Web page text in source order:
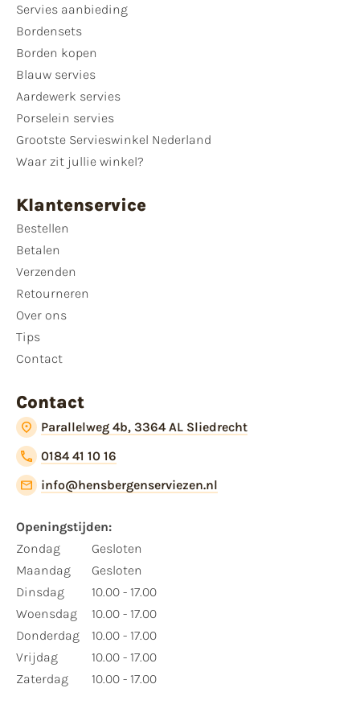
Servies aanbieding
Bordensets
Borden kopen
Blauw servies
Aardewerk servies
Porselein servies
Grootste Servieswinkel Nederland
Waar zit jullie winkel?
Klantenservice
Bestellen
Betalen
Verzenden
Retourneren
Over ons
Tips
Contact
Contact
Parallelweg 4b, 3364 AL Sliedrecht
0184 41 10 16
info@hensbergenserviezen.nl
Openingstijden:
Zondag
Maandag
Dinsdag
Woensdag
Donderdag
Vrijdag
Zaterdag
Gesloten
Gesloten
10.00 - 17.00
10.00 - 17.00
10.00 - 17.00
10.00 - 17.00
10.00 - 17.00